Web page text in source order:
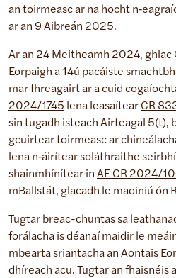
an toirmeasc ar na hocht
ar an 9 Aibreán 2025.
Ar an 24 Meitheamh 2024, ghlac
Eorpaigh a 14ú pacáiste
mar fhreagairt ar a cuid
2024/1745 lena leasaítear CR
sin tugadh isteach Airteagal 5(t),
gcuirtear toirmeasc ar
lena n‑áirítear soláthraithe
shainmhínítear in AE CR 2024/
mBallstát, glacadh le maoiniú ón
Tugtar breac-chuntas sa
forálacha is déanaí maidir le
mbearta sriantacha an Aontais
dhíreach acu. Tugtar an fhaisnéis